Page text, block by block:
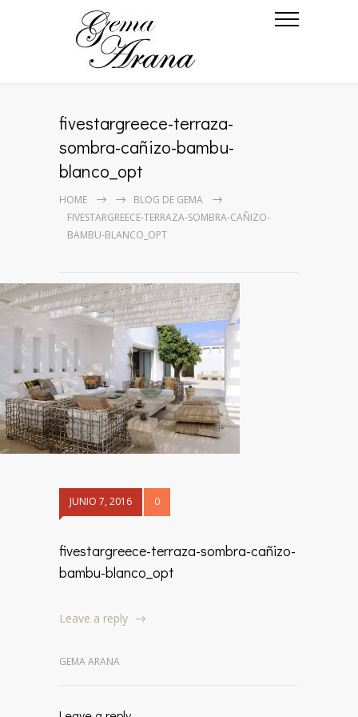
fivestargreece-terraza-
sombra-cañizo-bambu-
blanco_opt
HOME
BLOG DE GEMA
FIVESTARGREECE-TERRAZA-SOMBRA-CAÑIZO-
BAMBU-BLANCO_OPT
JUNIO 7, 2016 0
fivestargreece-terraza-sombra-cañizo-
bambu-blanco_opt
Leave a reply
GEMA ARANA